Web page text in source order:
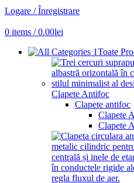
Logare / Înregistrare
0 items / 0.00lei
Toate
Clapete Antifoc
Clapete antifoc
Clapete
Clapete